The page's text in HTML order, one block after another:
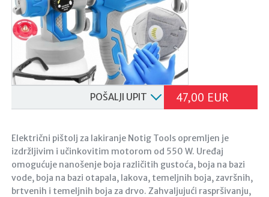
POŠALJI UPIT 47,00 EUR
Električni pištolj za lakiranje Notig Tools opremljen je
izdržljivim i učinkovitim motorom od 550 W. Uređaj
omogućuje nanošenje boja različitih gustoća, boja na bazi
vode, boja na bazi otapala, lakova, temeljnih boja, završnih,
brtvenih i temeljnih boja za drvo. Zahvaljujući raspršivanju,